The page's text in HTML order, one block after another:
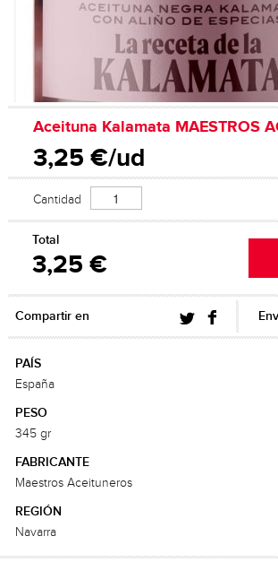
Aceituna Kalamata MAESTROS
3,25 €/ud
Cantidad
Total
3,25 €
Compartir en
PAÍS
España
PESO
345 gr
FABRICANTE
Maestros Aceituneros
REGIÓN
Navarra